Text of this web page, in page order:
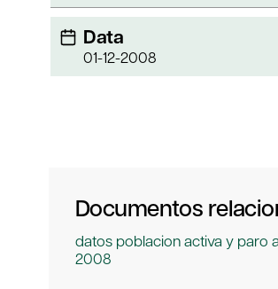
Data
01-12-2008
Documentos
datos poblacion activa y paro
2008